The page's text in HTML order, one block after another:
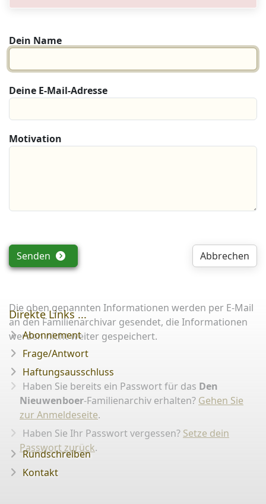
Dein Name
Deine E-Mail-Adresse
Motivation
Senden Abbrechen
Die oben genannten Informationen werden per E-Mail
an den Familienarchivar gesendet, die Informationen
werden nicht weiter gespeichert.
Haben Sie bereits ein Passwort für das Den
Nieuwenboer-Familienarchiv erhalten? Gehen Sie
zur Anmeldeseite.
Haben Sie Ihr Passwort vergessen? Setze dein
Passwort zurück.
Direkte Links ...
Abonnement
Frage/Antwort
Haftungsausschluss
Rundschreiben
Kontakt